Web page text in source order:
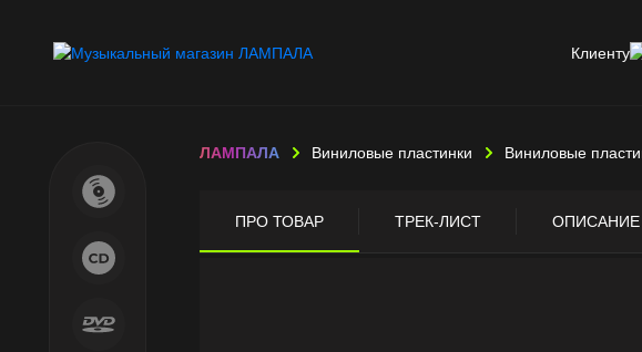
Клиенту
ЛАМПАЛА Виниловые пластинки Виниловые
ПРО ТОВАР ТРЕК-ЛИСТ ОПИСАНИЕ